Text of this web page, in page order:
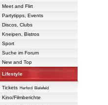
Meet and Flirt
Partytipps, Events
Discos, Clubs
Kneipen, Bistros
Sport
Suche im Forum
New and Top
Lifestyle
Tickets Herford Bielefeld
Kino/Filmberichte